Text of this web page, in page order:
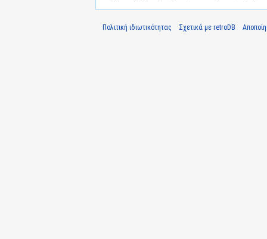
Πολιτική ιδιωτικότητας Σχετικά με retroDB